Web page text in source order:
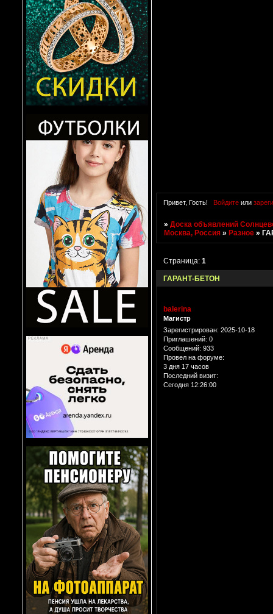
Привет, Гость! Войдитеили
»Доска объявлений
Москва, Россия »Разное »
ГАРАНТ-БЕТОН
Страница:1
balerina
Магистр
Зарегистрирован: 2025-10-18
Приглашений: 0
Сообщений: 933
Провел на форуме:
3 дня 17 часов
Последний визит:
Сегодня 12:26:00